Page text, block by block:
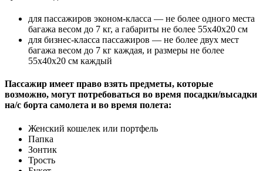
для пассажиров эконом-класса — не более одного места
багажа весом до 7 кг, а габариты не более 55х40х20 см
для бизнес-класса пассажиров — не более двух мест
багажа весом до 7 кг каждая, и размеры не более
55х40х20 см каждый
Пассажир имеет право взять предметы, которые
возможно, могут потребоваться во время посадки/высадки
на/с борта самолета и во время полета:
Женский кошелек или портфель
Папка
Зонтик
Трость